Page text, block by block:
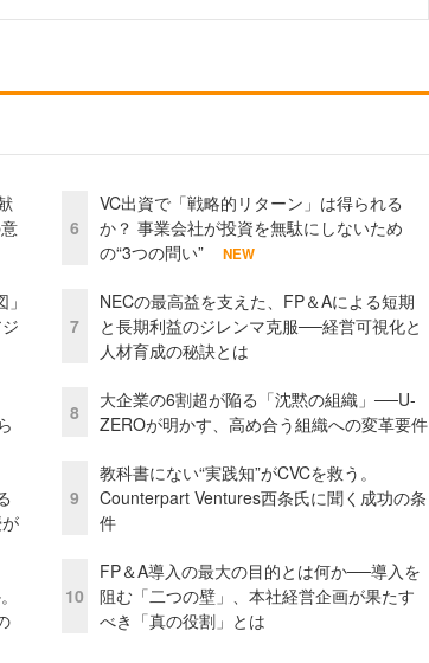
6
VC出資で「戦略的リターン」は得られる
か？ 事業会社が投資を無駄にしないため
の“3つの問い”
NEW
7
NECの最高益を支えた、FP＆Aによる短期
と長期利益のジレンマ克服──経営可視化と
人材育成の秘訣とは
8
大企業の6割超が陥る「沈黙の組織」──U-
ZEROが明かす、高め合う組織への変革要件
9
教科書にない“実践知”がCVCを救う。
Counterpart Ventures西条氏に聞く成功の条
件
10
FP＆A導入の最大の目的とは何か──導入を
阻む「二つの壁」、本社経営企画が果たす
べき「真の役割」とは